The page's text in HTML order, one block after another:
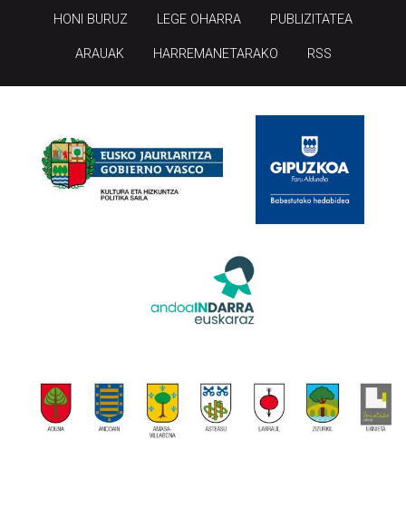
HONI BURUZ LEGE OHARRA PUBLIZITATEA
ARAUAK HARREMANETARAKO RSS